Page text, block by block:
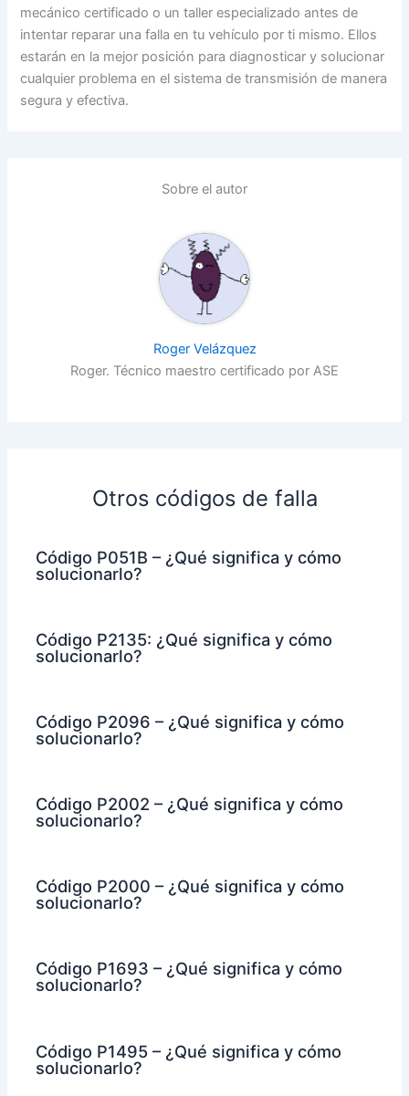
mecánico certificado o un taller especializado antes de
intentar reparar una falla en tu vehículo por ti mismo. Ellos
estarán en la mejor posición para diagnosticar y solucionar
cualquier problema en el sistema de transmisión de manera
segura y efectiva.
Sobre el autor
Roger Velázquez
Roger. Técnico maestro certificado por ASE
Otros códigos de falla
Código P051B – ¿Qué significa y cómo
solucionarlo?
Código P2135: ¿Qué significa y cómo
solucionarlo?
Código P2096 – ¿Qué significa y cómo
solucionarlo?
Código P2002 – ¿Qué significa y cómo
solucionarlo?
Código P2000 – ¿Qué significa y cómo
solucionarlo?
Código P1693 – ¿Qué significa y cómo
solucionarlo?
Código P1495 – ¿Qué significa y cómo
solucionarlo?